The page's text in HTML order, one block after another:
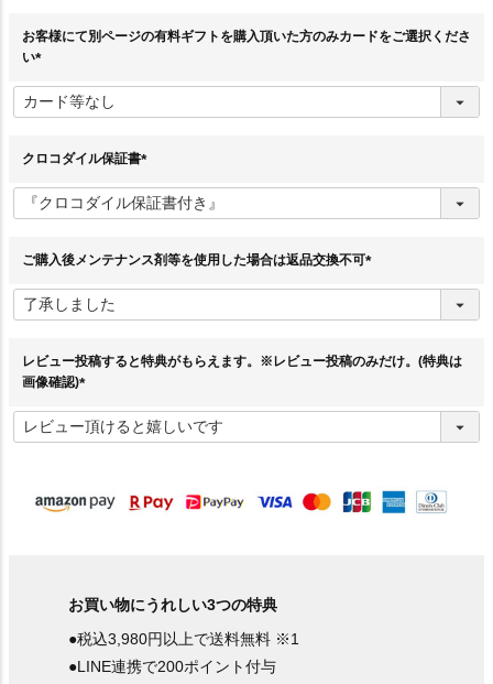
お客様にて別ページの有料ギフトを購入頂いた方のみカードをご選択くださ
い
必
須
クロコダイル保証書
必
須
ご購入後メンテナンス剤等を使用した場合は返品交換不可
須
レビュー投稿すると特典がもらえます。※レビュー投稿のみだけ。(特典は
画像確認)
必
須
お買い物にうれしい3つの特典
●税込3,980円以上で送料無料 ※1
●LINE連携で200ポイント付与